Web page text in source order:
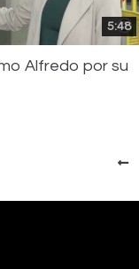
5:48
Alfredo por su